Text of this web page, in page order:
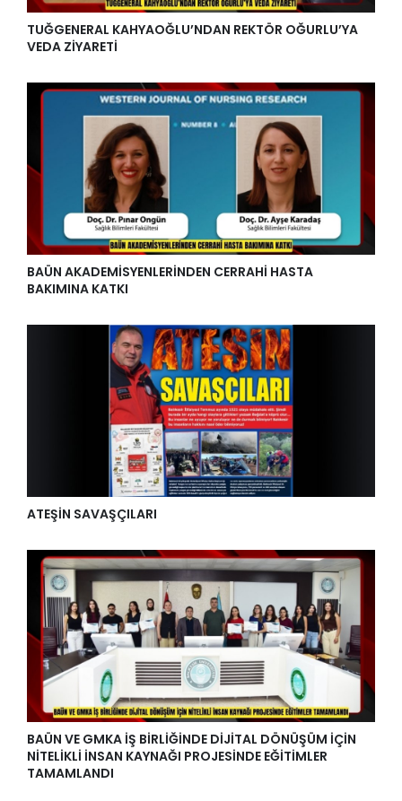
TUĞGENERAL KAHYAOĞLU’NDAN REKTÖR OĞURLU’YA
VEDA ZİYARETİ
BAÜN AKADEMİSYENLERİNDEN CERRAHİ HASTA
BAKIMINA KATKI
ATEŞİN SAVAŞÇILARI
BAÜN VE GMKA İŞ BİRLİĞİNDE DİJİTAL DÖNÜŞÜM İÇİN
NİTELİKLİ İNSAN KAYNAĞI PROJESİNDE EĞİTİMLER
TAMAMLANDI